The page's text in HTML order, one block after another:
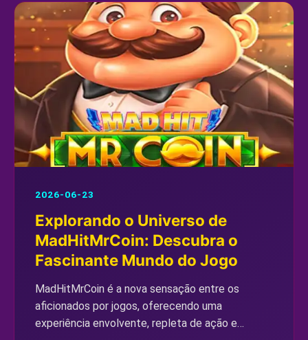
2026-06-23
Explorando o Universo de
MadHitMrCoin: Descubra o
Fascinante Mundo do Jogo
MadHitMrCoin é a nova sensação entre os
aficionados por jogos, oferecendo uma
experiência envolvente, repleta de ação e